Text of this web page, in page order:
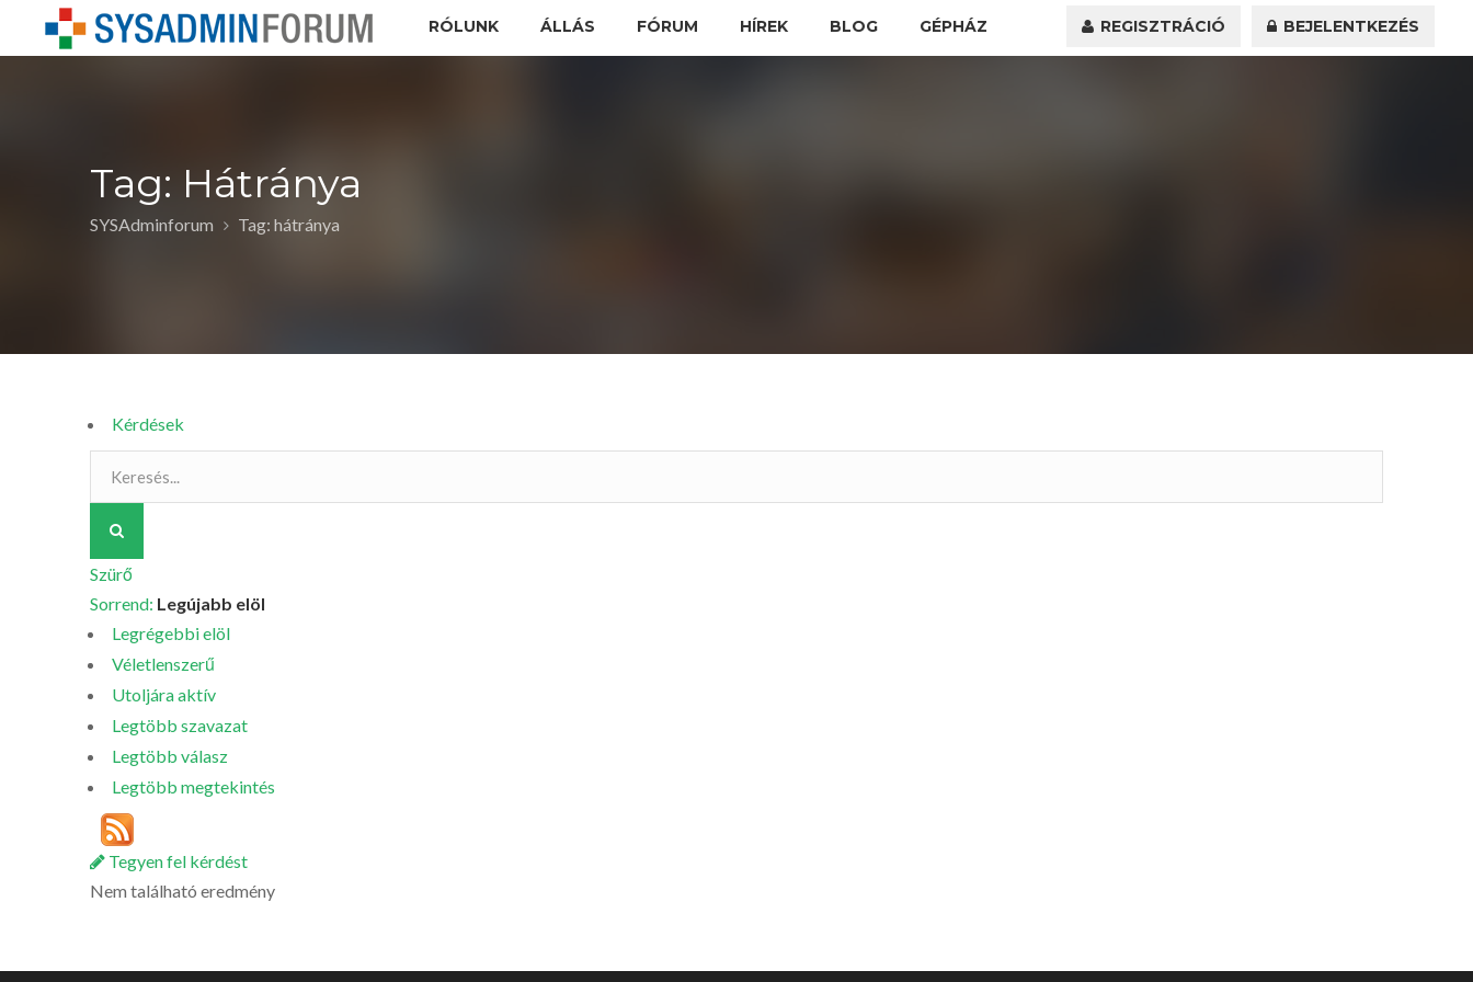
RÓLUNK ÁLLÁS FÓRUM HÍREK BLOG GÉPHÁZ REGISZTRÁCIÓ BEJELENTKEZÉS
Tag: Hátránya
SYSAdminforum Tag: hátránya
Kérdések
Szürő
Sorrend: Legújabb elöl
Legrégebbi elöl
Véletlenszerű
Utoljára aktív
Legtöbb szavazat
Legtöbb válasz
Legtöbb megtekintés
Tegyen fel kérdést
Nem található eredmény